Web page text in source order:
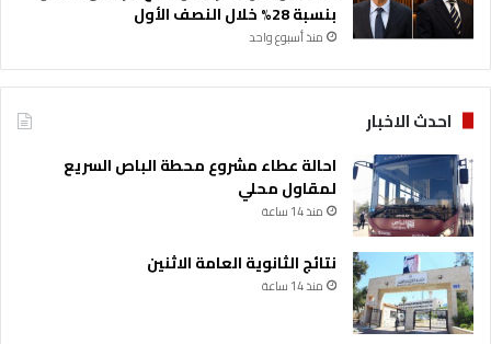
بنسبة 28% خلال النصف الأول
منذ أسبوع واحد
احدث الاخبار
احالة عطاء مشروع محطة الباص السريع
لمقاول محلي
منذ 14 ساعة
نتائج الثانوية العامة الاثنين
منذ 14 ساعة